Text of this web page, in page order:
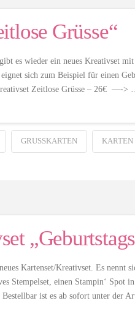
Grüsse“
es wieder ein neues Kreativset
sich zum Beispiel für einen
Zeitlose Grüsse – 26€ —-> …
GRUSSKARTEN KARTEN
Kartenset/Kreativset. Es nennt
Stempelset, einen Stampin‘ Spot
ist es ab sofort unter der